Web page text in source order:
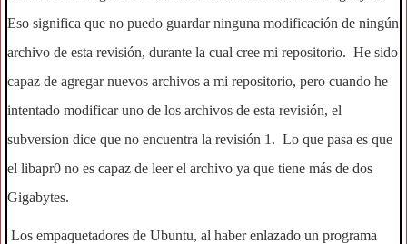
Eso significa que no puedo guardar ninguna modificación de ningún
archivo de esta revisión, durante la cual cree mi repositorio. He sido
capaz de agregar nuevos archivos a mi repositorio, pero cuando he
intentado modificar uno de los archivos de esta revisión, el
subversion dice que no encuentra la revisión 1. Lo que pasa es que
el libapr0 no es capaz de leer el archivo ya que tiene más de dos
Gigabytes.
Los empaquetadores de Ubuntu, al haber enlazado un programa